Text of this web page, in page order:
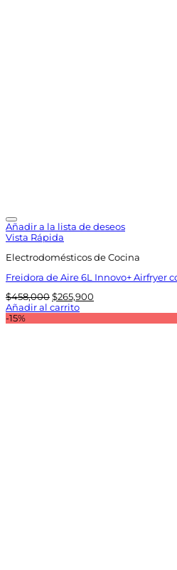
Añadir a la lista de deseos
Vista Rápida
Electrodomésticos de Cocina
Freidora de Aire 6L Innovo+ Airfryer
$458,000 El
precio
$265,900
Añadir al carrito
-15%